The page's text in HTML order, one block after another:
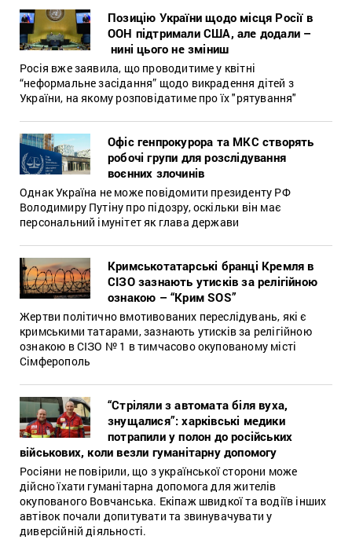
Позицію України щодо місця Росії в
ООН підтримали США, але додали –
нині цього не зміниш
Росія вже заявила, що проводитиме у квітні
“неформальне засідання” щодо викрадення дітей з
України, на якому розповідатиме про їх "рятування"
Офіс генпрокурора та МКС створять
робочі групи для розслідування
воєнних злочинів
Однак Україна не може повідомити президенту РФ
Володимиру Путіну про підозру, оскільки він має
персональний імунітет як глава держави
Кримськотатарські бранці Кремля в
СІЗО зазнають утисків за релігійною
ознакою – “Крим SOS”
Жертви політично вмотивованих переслідувань, які є
кримськими татарами, зазнають утисків за релігійною
ознакою в СІЗО № 1 в тимчасово окупованому місті
Сімферополь
“Стріляли з автомата біля вуха,
знущалися”: харківські медики
потрапили у полон до російських
військових, коли везли гуманітарну допомогу
Росіяни не повірили, що з української сторони може
дійсно їхати гуманітарна допомога для жителів
окупованого Вовчанська. Екіпаж швидкої та водіїв інших
автівок почали допитувати та звинувачувати у
диверсійній діяльності.